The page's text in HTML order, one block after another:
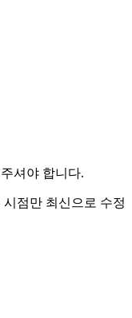
셔야 합니다.
점만 최신으로 수정